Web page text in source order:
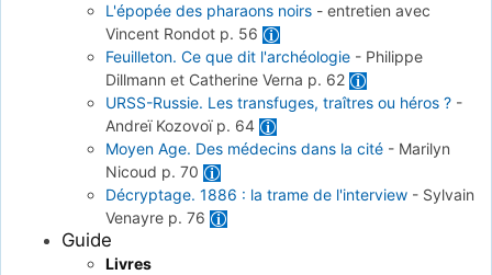
L'épopée des pharaons noirs - entretien avec
Vincent Rondot p. 56
Feuilleton. Ce que dit l'archéologie - Philippe
Dillmann et Catherine Verna p. 62
URSS-Russie. Les transfuges, traîtres ou héros ? -
Andreï Kozovoï p. 64
Moyen Age. Des médecins dans la cité - Marilyn
Nicoud p. 70
Décryptage. 1886 : la trame de l'interview - Sylvain
Venayre p. 76
Guide
Livres